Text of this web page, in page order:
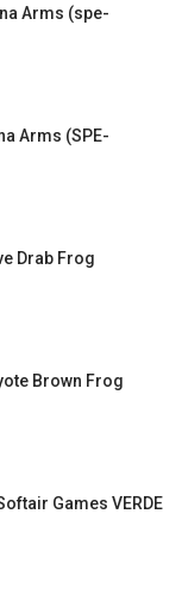
Arms (spe-
Arms (SPE-
Drab Frog
Brown Frog
Games VERDE